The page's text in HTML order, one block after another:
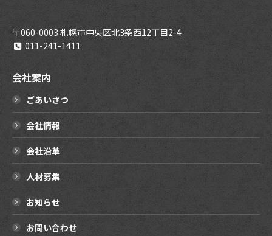
〒060-0003 札幌市中央区北3条西12丁目2-4
011-241-1411
会社案内
ごあいさつ
会社情報
会社沿革
人材募集
お知らせ
お問い合わせ